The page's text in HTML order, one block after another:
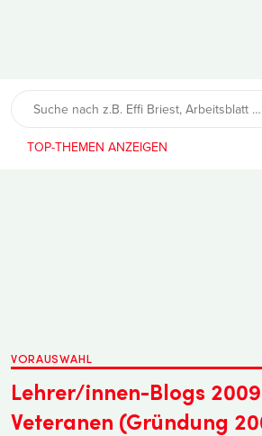
Lehrerfreund
TOP-THEMEN
VORAUSWAHL
Lehrer/innen-Blogs
Veteranen (Gründung